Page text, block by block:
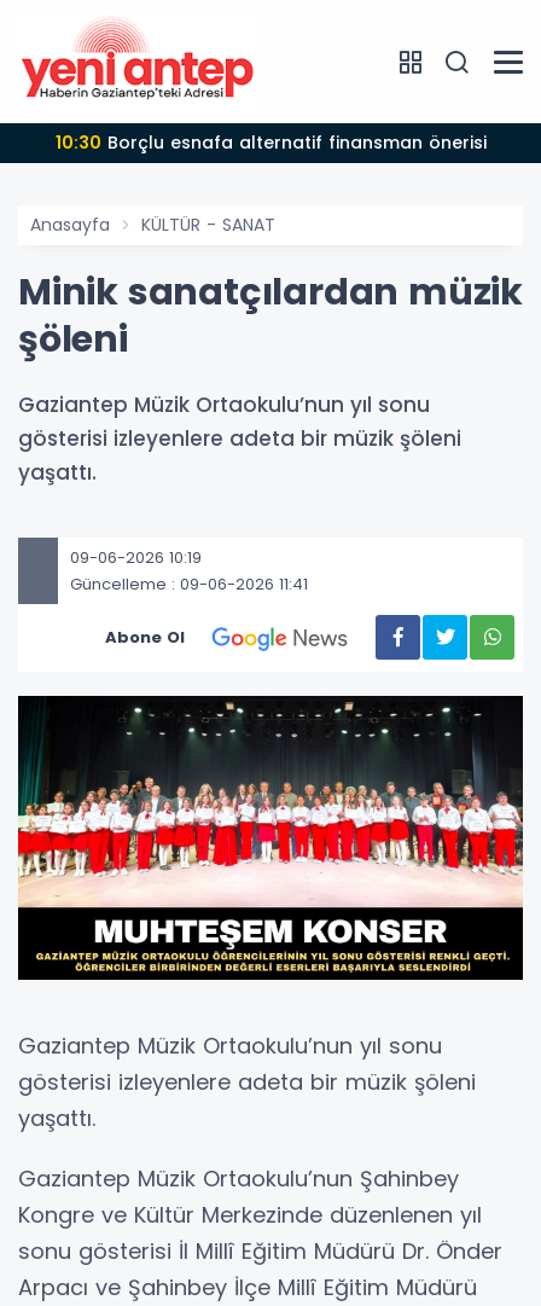
10:30 Borçlu esnafa alternatif finansman önerisi
Anasayfa KÜLTÜR - SANAT
Minik sanatçılardan müzik
şöleni
Gaziantep Müzik Ortaokulu’nun yıl sonu
gösterisi izleyenlere adeta bir müzik şöleni
yaşattı.
09-06-2026 10:19
Güncelleme : 09-06-2026 11:41
Abone Ol
Gaziantep Müzik Ortaokulu’nun yıl sonu
gösterisi izleyenlere adeta bir müzik şöleni
yaşattı.
Gaziantep Müzik Ortaokulu’nun Şahinbey
Kongre ve Kültür Merkezinde düzenlenen yıl
sonu gösterisi İl Millî Eğitim Müdürü Dr. Önder
Arpacı ve Şahinbey İlçe Millî Eğitim Müdürü